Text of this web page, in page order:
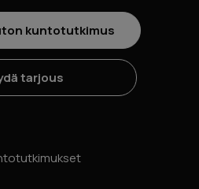
kuntotutkimus
tarjous